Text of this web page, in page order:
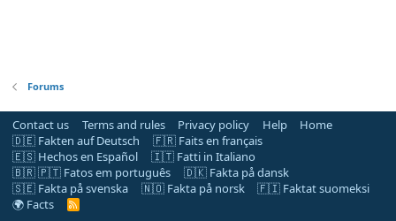
Forums
Contact us Terms and rules Privacy policy Help
Home
🇩🇪 Fakten auf Deutsch
🇫🇷 Faits en français
🇪🇸 Hechos en Español
🇮🇹 Fatti in Italiano
🇧🇷 🇵🇹 Fatos em português
🇩🇰 Fakta på dansk
🇸🇪 Fakta på svenska
🇳🇴 Fakta på norsk
🇫🇮 Faktat suomeksi
🌍 Facts
R